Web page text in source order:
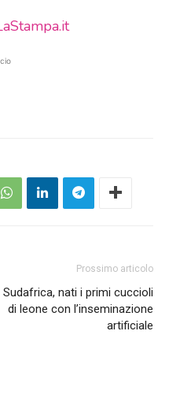
Prossimo articolo
Sudafrica, nati i primi cuccioli
di leone con l’inseminazione
artificiale